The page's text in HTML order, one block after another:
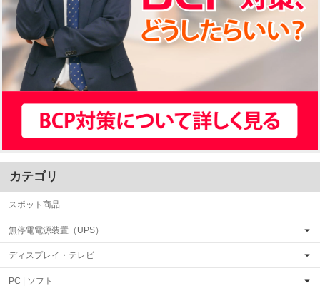
カテゴリ
スポット商品
無停電電源装置（UPS）
ディスプレイ・テレビ
PC | ソフト